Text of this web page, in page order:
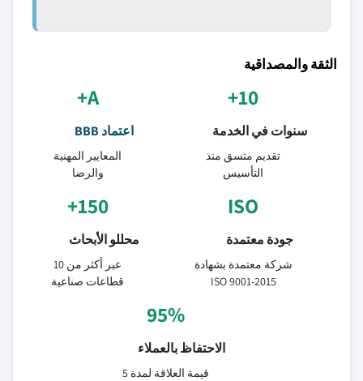
الثقة والمصداقية
10+
سنوات في الخدمة
تقديم متسق منذ
التأسيس
A+
اعتماد BBB
المعايير المهنية
والرضا
ISO
جودة معتمدة
شركة معتمدة بشهادة
ISO 9001-2015
150+
محللو الأبحاث
عبر أكثر من 10
قطاعات صناعية
95%
الاحتفاظ بالعملاء
قيمة العلاقة لمدة 5